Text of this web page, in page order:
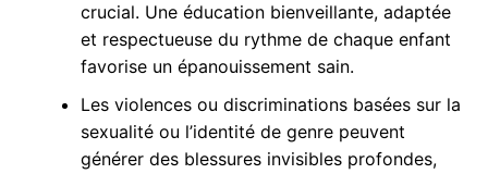
crucial. Une éducation bienveillante, adaptée
et respectueuse du rythme de chaque enfant
favorise un épanouissement sain.
Les violences ou discriminations basées sur la
sexualité ou l’identité de genre peuvent
générer des blessures invisibles profondes,